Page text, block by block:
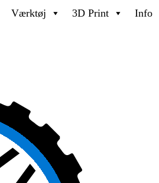
Værktøj 3D Print Info